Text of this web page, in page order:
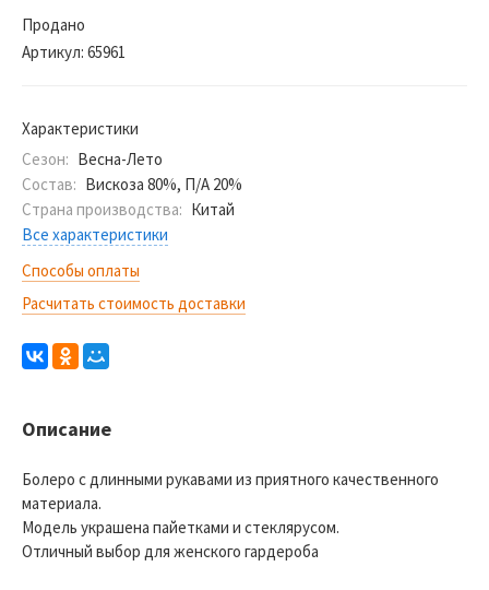
Продано
Артикул: 65961
Характеристики
Сезон: Весна-Лето
Состав: Вискоза 80%, П/А 20%
Страна производства: Китай
Все характеристики
Способы оплаты
Расчитать стоимость доставки
Описание
Болеро с длинными рукавами из приятного качественного
материала.
Модель украшена пайетками и стеклярусом.
Отличный выбор для женского гардероба